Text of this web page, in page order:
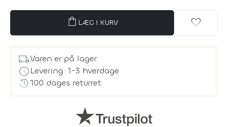
shopping_bag LÆG I KURV favorite
local_shippingVaren er på lager
scheduleLevering: 1-3 hverdage
history100 dages returret